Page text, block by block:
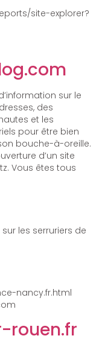
site-explorer?
sur le
des
et les
pour être bien
bouche-à-oreille.
d’un site
Vous êtes tous
les serruriers de
nancy.fr.html
rouen.fr